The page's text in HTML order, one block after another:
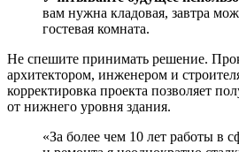
вам нужна кладовая, завтра
гостевая комната.
Не спешите принимать решение.
архитектором, инженером и
корректировка проекта позволяет
от нижнего уровня здания.
«За более чем 10 лет работы в